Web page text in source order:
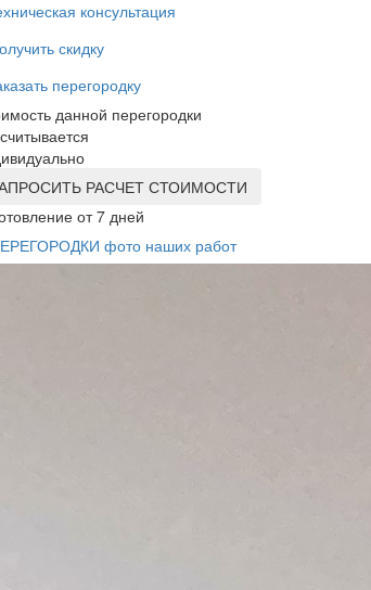
консультация
скидку
перегородку
данной перегородки
РАСЧЕТ СТОИМОСТИ
от 7 дней
фото наших работ